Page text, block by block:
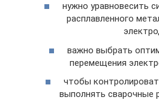
нужно уравновесить
расплавленного
важно выбрать
перемещения
чтобы
выполнять сварочные